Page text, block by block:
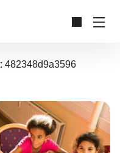
482348d9a3596